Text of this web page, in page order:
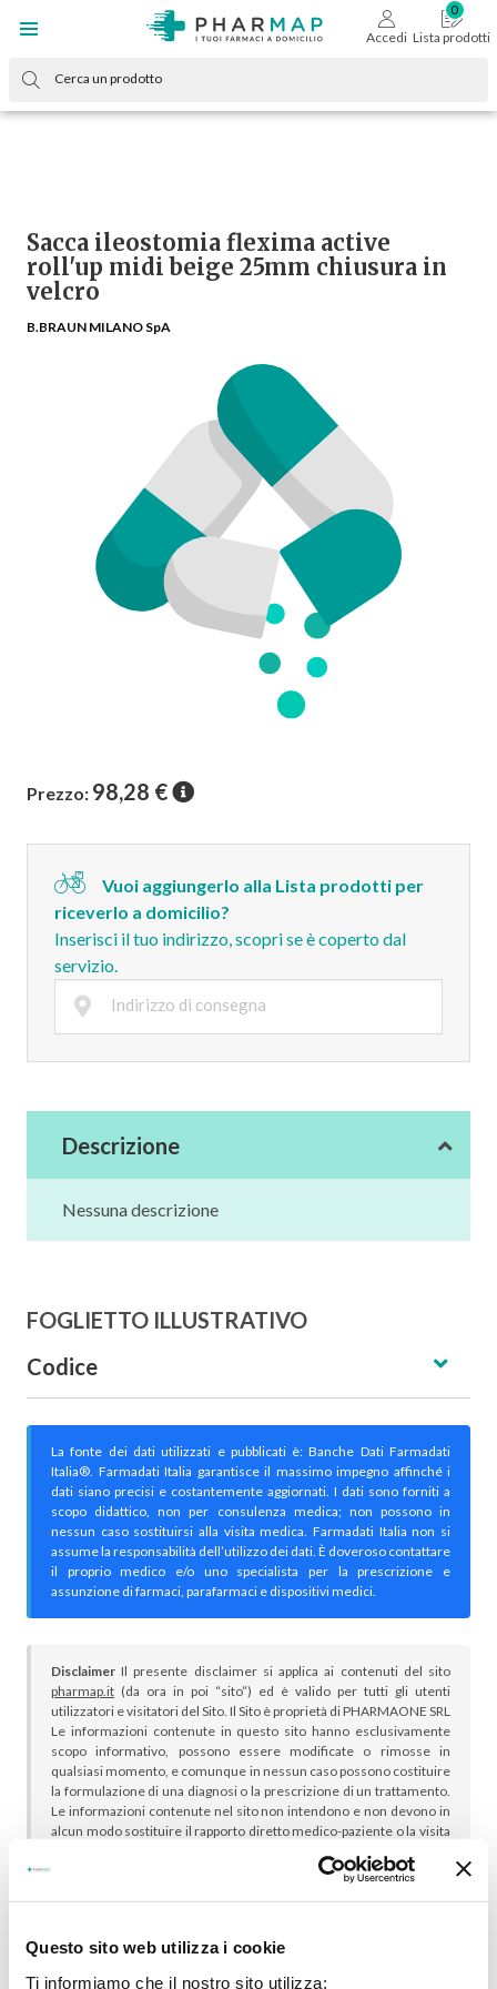
Questo sito web utilizza i cookie
Ti informiamo che il nostro sito utilizza:
Accedi Lista prodotti
Sacca ileostomia flexima active
roll'up midi beige 25mm chiusura in
velcro
B.BRAUN MILANO SpA
Prezzo: 98,28 €
Vuoi aggiungerlo alla Lista prodotti per
riceverlo a domicilio?
Inserisci il tuo indirizzo, scopri se è coperto dal
servizio.
Descrizione
Nessuna descrizione
FOGLIETTO ILLUSTRATIVO
Codice
La fonte dei dati utilizzati e pubblicati è: Banche Dati Farmadati
Italia®. Farmadati Italia garantisce il massimo impegno affinché i
dati siano precisi e costantemente aggiornati. I dati sono forniti a
scopo didattico, non per consulenza medica; non possono in
nessun caso sostituirsi alla visita medica. Farmadati Italia non si
assume la responsabilità dell’utilizzo dei dati. È doveroso contattare
il proprio medico e/o uno specialista per la prescrizione e
assunzione di farmaci, parafarmaci e dispositivi medici.
Disclaimer Il presente disclaimer si applica ai contenuti del sito
pharmap.it (da ora in poi “sito”) ed è valido per tutti gli utenti
utilizzatori e visitatori del Sito. Il Sito è proprietà di PHARMAONE SRL
Le informazioni contenute in questo sito hanno esclusivamente
scopo informativo, possono essere modificate o rimosse in
qualsiasi momento, e comunque in nessun caso possono costituire
la formulazione di una diagnosi o la prescrizione di un trattamento.
Le informazioni contenute nel sito non intendono e non devono in
alcun modo sostituire il rapporto diretto medico-paziente o la visita
proprio medico curante e/o di specialisti riguardo qualsiasi